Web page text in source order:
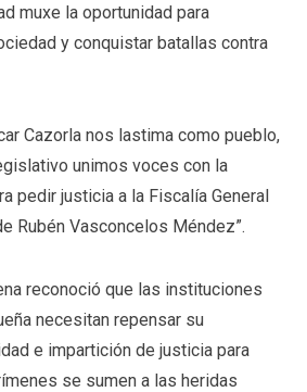
muxe la oportunidad para
y conquistar batallas contra
Cazorla nos lastima como pueblo,
unimos voces con la
pedir justicia a la Fiscalía General
Rubén Vasconcelos Méndez”.
reconoció que las instituciones
necesitan repensar su
e impartición de justicia para
se sumen a las heridas